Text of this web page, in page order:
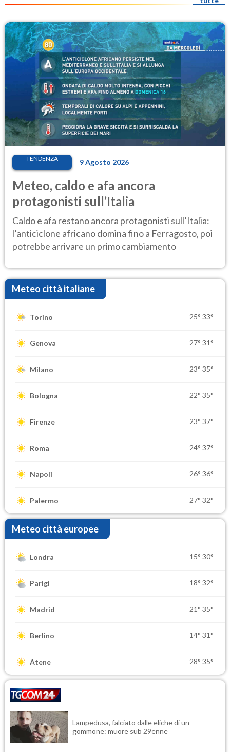
TENDENZA 9 Agosto 2026
Meteo, caldo e afa ancora
protagonisti sull’Italia
Caldo e afa restano ancora protagonisti sull’Italia:
l’anticiclone africano domina fino a Ferragosto, poi
potrebbe arrivare un primo cambiamento
Meteo città italiane
Torino 25° 33°
Genova 27° 31°
Milano 23° 35°
Bologna 22° 35°
Firenze 23° 37°
Roma 24° 37°
Napoli 26° 36°
Palermo 27° 32°
Meteo città europee
Londra 15° 30°
Parigi 18° 32°
Madrid 21° 35°
Berlino 14° 31°
Atene 28° 35°
Lampedusa, falciato dalle eliche di un
gommone: muore sub 29enne